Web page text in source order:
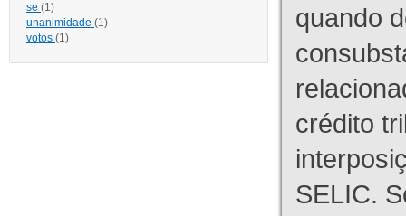
se (1)
unanimidade (1)
votos (1)
quando
crédito
SELIC.